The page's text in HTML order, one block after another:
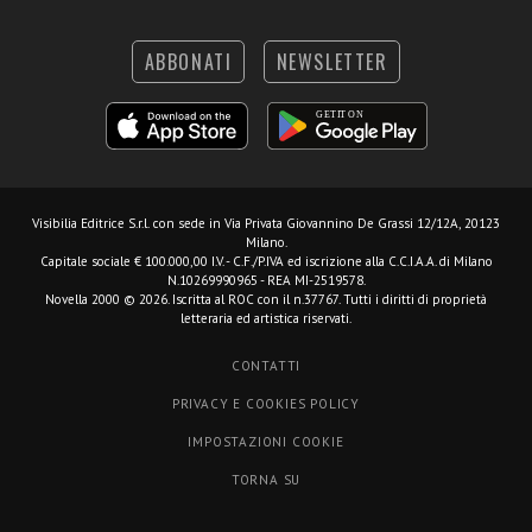
ABBONATI NEWSLETTER
Visibilia Editrice S.r.l. con sede in Via Privata Giovannino De Grassi 12/12A, 20123
Milano.
Capitale sociale € 100.000,00 I.V. - C.F./P.IVA ed iscrizione alla C.C.I.A.A. di Milano
N.10269990965 - REA MI-2519578.
Novella 2000 © 2026. Iscritta al ROC con il n.37767. Tutti i diritti di proprietà
letteraria ed artistica riservati.
CONTATTI
PRIVACY E COOKIES POLICY
IMPOSTAZIONI COOKIE
TORNA SU